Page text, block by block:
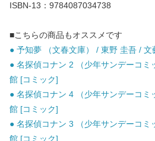
ISBN-13：9784087034738
■こちらの商品もオススメです
● 予知夢 （文春文庫） / 東野 圭吾 / 文
● 名探偵コナン 2 （少年サンデーコミ
館 [コミック]
● 名探偵コナン 4 （少年サンデーコミ
館 [コミック]
● 名探偵コナン 3 （少年サンデーコミ
館 [コミック]